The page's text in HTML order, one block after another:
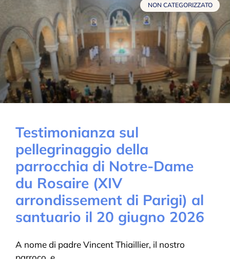
NON CATEGORIZZATO
Testimonianza sul
pellegrinaggio della
parrocchia di Notre-Dame
du Rosaire (XIV
arrondissement di Parigi) al
santuario il 20 giugno 2026
A nome di padre Vincent Thiaillier, il nostro